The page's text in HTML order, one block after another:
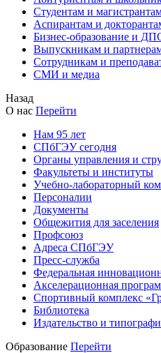
Студентам и
Аспирантам и
Бизнес-образование и
Выпускникам и
Сотрудникам и
СМИ и медиа
Назад
О нас Перейти
Нам 95 лет
СПбГЭУ сегодня
Органы управления и
Факультеты и институты
Учебно-лабораторный
Персоналии
Документы
Общежития для заселения
Профсоюз
Адреса СПбГЭУ
Пресс-служба
Федеральная
Акселерационная
Спортивный комплекс
Библиотека
Издательство и
Образование Перейти